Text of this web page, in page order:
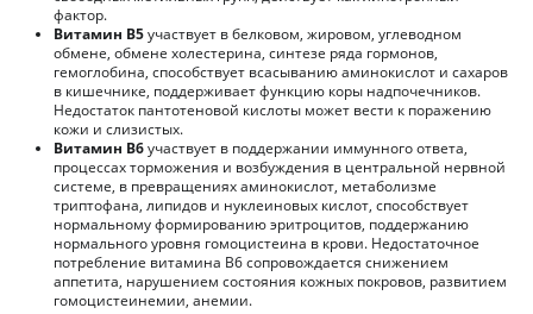
фактор.
Витамин В5участвует в белковом, жировом, углеводном
обмене, обмене холестерина, синтезе ряда гормонов,
гемоглобина, способствует всасыванию аминокислот и сахаров
в кишечнике, поддерживает функцию коры надпочечников.
Недостаток пантотеновой кислоты может вести к поражению
кожи и слизистых.
Витамин В6участвует в поддержании иммунного ответа,
процессах торможения и возбуждения в центральной нервной
системе, в превращениях аминокислот, метаболизме
триптофана, липидов и нуклеиновых кислот, способствует
нормальному формированию эритроцитов, поддержанию
нормального уровня гомоцистеина в крови. Недостаточное
потребление витамина В6 сопровождается снижением
аппетита, нарушением состояния кожных покровов, развитием
гомоцистеинемии, анемии.